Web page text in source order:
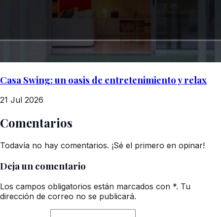
Casa Swing: un oasis de entretenimiento y relax
21 Jul 2026
Comentarios
Todavía no hay comentarios. ¡Sé el primero en opinar!
Deja un comentario
Los campos obligatorios están marcados con *. Tu
dirección de correo no se publicará.